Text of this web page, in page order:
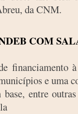
da CNM.
COM
financiamento
e uma
entre